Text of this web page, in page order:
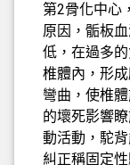
第2骨化中心
原因，骺板
低，在過多
椎體內，形
彎曲，使椎
的壞死影響
動活動，駝
糾正稱固定